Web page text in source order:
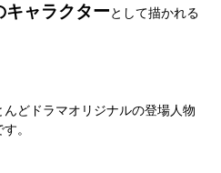
キャラクターとして描かれる
どドラマオリジナルの登場人物
。